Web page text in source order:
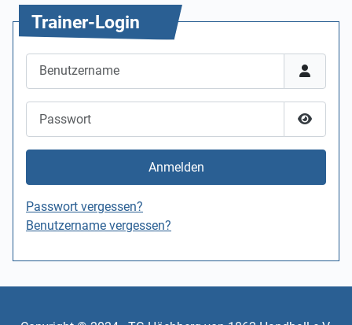
Trainer-Login
Anmelden
Passwort vergessen?
Benutzername vergessen?